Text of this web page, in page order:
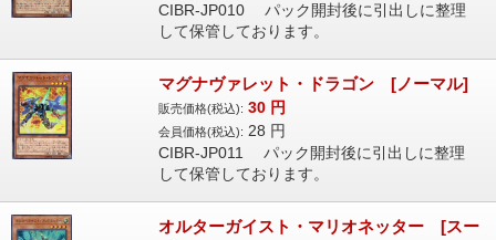
CIBR-JP010 パック開封後に引出しに整理
して保管しております。
マグナヴァレット・ドラゴン [ノーマル]
販売価格(税込): 30 円
会員価格(税込): 28 円
CIBR-JP011 パック開封後に引出しに整理
して保管しております。
オルターガイスト・マリオネッター [スー